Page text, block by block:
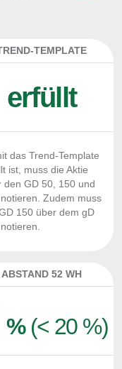
TEMPLATE
erfüllt
das Trend-Template
ist, muss die Aktie
den GD 50, 150 und
Zudem muss
150 über dem gD
ABSTAND 52 WH
% (< 20 %)